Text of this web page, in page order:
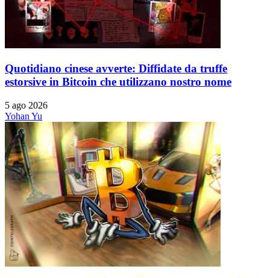
Quotidiano cinese avverte: Diffidate da truffe
estorsive in Bitcoin che utilizzano nostro nome
5 ago 2026
Yohan Yu